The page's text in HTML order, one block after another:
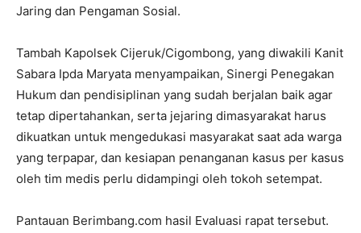
Jaring dan Pengaman Sosial.
Tambah Kapolsek Cijeruk/Cigombong, yang diwakili Kanit
Sabara Ipda Maryata menyampaikan, Sinergi Penegakan
Hukum dan pendisiplinan yang sudah berjalan baik agar
tetap dipertahankan, serta jejaring dimasyarakat harus
dikuatkan untuk mengedukasi masyarakat saat ada warga
yang terpapar, dan kesiapan penanganan kasus per kasus
oleh tim medis perlu didampingi oleh tokoh setempat.
Pantauan Berimbang.com hasil Evaluasi rapat tersebut.